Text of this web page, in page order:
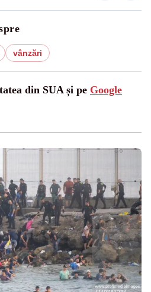
vânzări
din SUA și pe Google